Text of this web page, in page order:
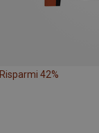
Risparmi 42%